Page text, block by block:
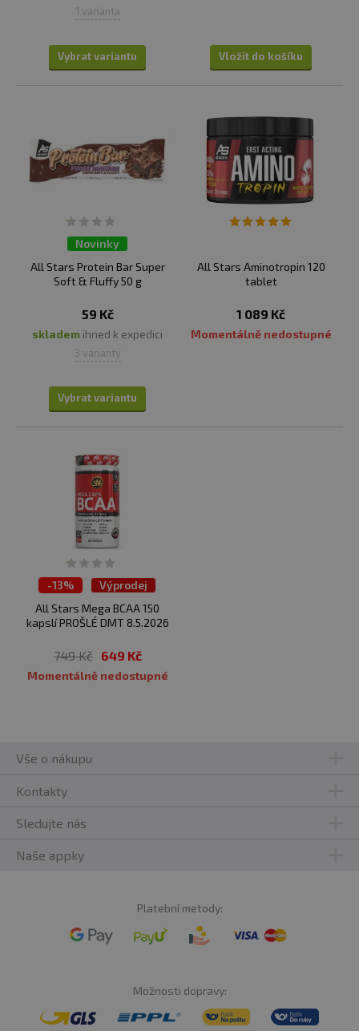
1 varianta
Vybrat variantu Vložit do košíku
Novinky
All Stars Protein Bar Super
Soft & Fluffy 50 g
59 Kč
skladem ihned k expedici
3 varianty
Vybrat variantu
All Stars Aminotropin 120
tablet
1 089 Kč
Momentálně nedostupné
-13%
Výprodej
All Stars Mega BCAA 150
kapslí PROŠLÉ DMT 8.5.2026
749 Kč 649 Kč
Momentálně nedostupné
Vše o nákupu
Kontakty
Sledujte nás
Naše appky
Platební metody:
Možnosti dopravy: